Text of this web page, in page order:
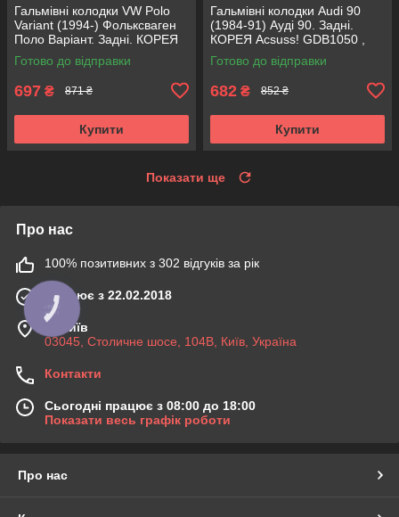
Гальмівні колодки VW Polo
Variant (1994-) Фольксваген
Поло Варіант. Задні. КОРЕЯ
Acsuss! GDB1330 , FDB1083 ,
FDB1491 , FDB4260
Готово до відправки
697 ₴ 871 ₴
Купити
Гальмівні колодки Audi 90
(1984-91) Ауді 90. Задні.
КОРЕЯ Acsuss! GDB1050 ,
FDB222
Готово до відправки
682 ₴ 852 ₴
Купити
Показати ще
Про нас
100% позитивних з 302 відгуків за рік
Працює з 22.02.2018
м. Київ
03045, Столичне шосе, 104B, Київ, Україна
Контакти
Сьогодні працює з 08:00 до 18:00
Показати весь графік роботи
Про нас
КНОПКА
ЗВ'ЯЗКУ